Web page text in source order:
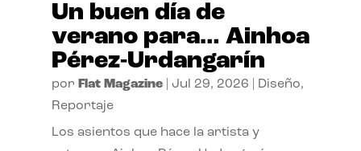
Un buen día de
verano para… Ainhoa
Pérez-Urdangarín
por Flat Magazine| Jul 29, 2026 Diseño,
Reportaje
Los asientos que hace la artista y